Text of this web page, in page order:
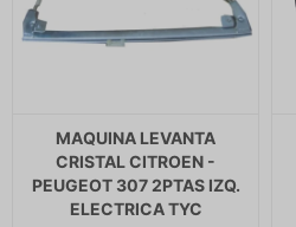
MAQUINA LEVANTA
CRISTAL CITROEN -
PEUGEOT 307 2PTAS IZQ.
ELECTRICA TYC